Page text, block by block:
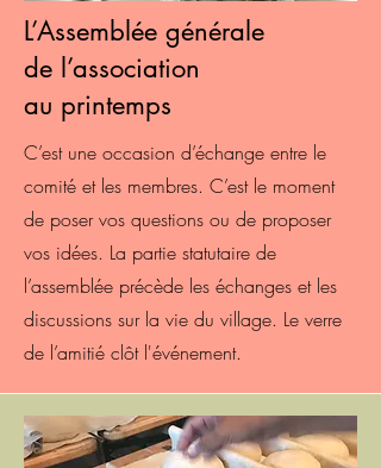
L’Assemblée générale
de l’association
au printemps
C’est une occasion d’échange entre le
comité et les membres. C’est le moment
de poser vos questions ou de proposer
vos idées. La partie statutaire de
l’assemblée précède les échanges et les
discussions sur la vie du village. Le verre
de l’amitié clôt l'événement.